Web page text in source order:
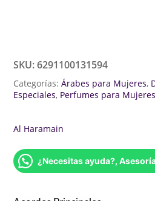
SKU:6291100131594
Categorías:Árabes para Mujeres,
Especiales, Perfumes para Mujeres
Al Haramain
¿Necesitas ayuda?,